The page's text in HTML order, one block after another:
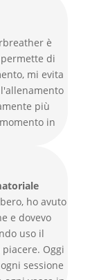
è
di
mi evita
più
in
ho avuto
e dovevo
uso il
Oggi
sessione